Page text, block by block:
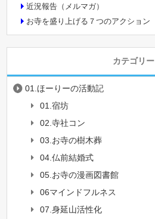
近況報告（メルマガ）
お寺を盛り上げる７つのアクション
カテゴリー
01.ほーりーの活動記
01.宿坊
02.寺社コン
03.お寺の樹木葬
04.仏前結婚式
05.お寺の漫画図書館
06マインドフルネス
07.身延山活性化